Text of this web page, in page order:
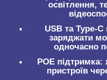
освітлення,
USB та Type-C
заряджати
одночасно
POE підтримка:
пристроїв